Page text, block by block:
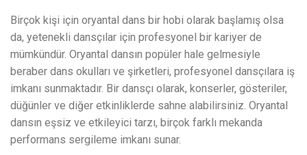
Birçok kişi için oryantal dans bir hobi olarak başlamış olsa
da, yetenekli dansçılar için profesyonel bir kariyer de
mümkündür. Oryantal dansın popüler hale gelmesiyle
beraber dans okulları ve şirketleri, profesyonel dansçılara iş
imkanı sunmaktadır. Bir dansçı olarak, konserler, gösteriler,
düğünler ve diğer etkinliklerde sahne alabilirsiniz. Oryantal
dansın eşsiz ve etkileyici tarzı, birçok farklı mekanda
performans sergileme imkanı sunar.